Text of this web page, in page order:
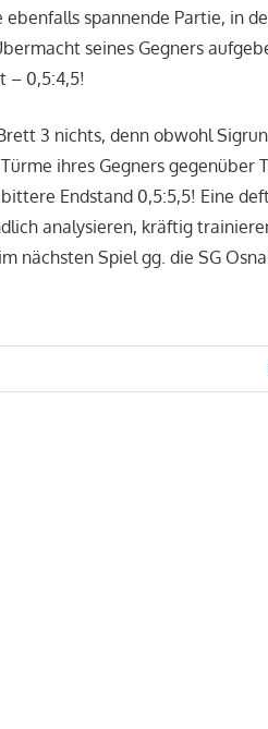
spannende Partie, in
seines Gegners
– 0,5:4,5!
3 nichts, denn obwohl
ihres Gegners gegenüber
Endstand 0,5:5,5! Eine
analysieren, kräftig
nächsten Spiel gg. die SG